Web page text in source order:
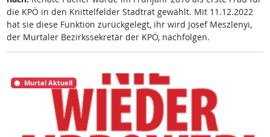
die KPÖ in den Knit­tel­fel­der Stadt­rat ge­wählt. Mit 11.12.2022
hat sie die­se Funk­ti­on zu­rück­ge­legt, ihr wird Jo­sef Mesz­le­nyi,
der Mur­ta­ler Be­zirks­se­k­re­tär der KPÖ, nach­fol­gen.
Murtal Aktuell